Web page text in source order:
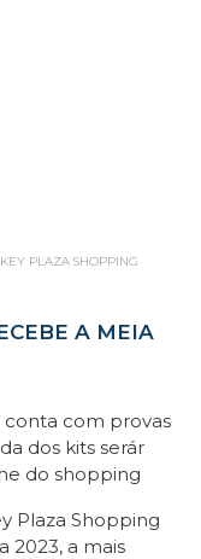
PLAZA SHOPPING
A MEIA
com provas
dos kits serár
do shopping
Plaza Shopping
2023, a mais